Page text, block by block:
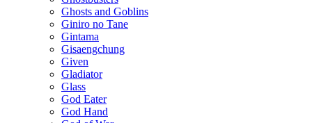
Ghosts and Goblins
Giniro no Tane
Gintama
Gisaengchung
Given
Gladiator
Glass
God Eater
God Hand